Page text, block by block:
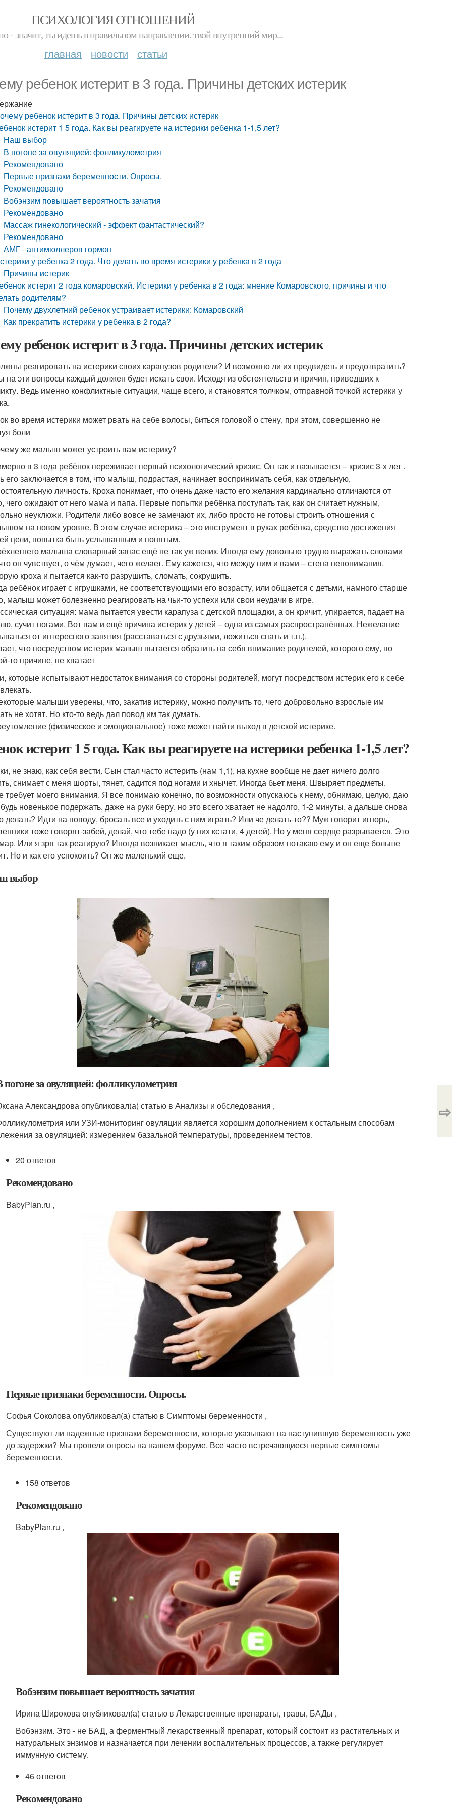
ПСИХОЛОГИЯ ОТНОШЕНИЙ
- значит, ты идешь в правильном направлении. твой внутренний мир...
главная новости статьи
ребенок истерит в 3 года. Причины детских истерик
ребенок истерит в 3 года. Причины детских истерик
истерит 1 5 года. Как вы реагируете на истерики ребенка 1-1,5 лет?
Наш выбор
В погоне за овуляцией: фолликулометрия
Рекомендовано
Первые признаки беременности. Опросы.
Рекомендовано
Вобэнзим повышает вероятность зачатия
Рекомендовано
Массаж гинекологический - эффект фантастический?
Рекомендовано
АМГ - антимюллеров гормон
у ребенка 2 года. Что делать во время истерики у ребенка в 2 года
Причины истерик
истерит 2 года комаровский. Истерики у ребенка в 2 года: мнение Комаровского, причины и что
родителям?
Почему двухлетний ребенок устраивает истерики: Комаровский
Как прекратить истерики у ребенка в 2 года?
ребенок истерит в 3 года. Причины детских истерик
реагировать на истерики своих карапузов родители? И возможно ли их предвидеть и предотвратить?
на эти вопросы каждый должен будет искать свои. Исходя из обстоятельств и причин, приведших к
Ведь именно конфликтные ситуации, чаще всего, и становятся толчком, отправной точкой истерики у
во время истерики может рвать на себе волосы, биться головой о стену, при этом, совершенно не
боли
же малыш может устроить вам истерику?
в 3 года ребёнок переживает первый психологический кризис. Он так и называется – кризис 3-х лет .
его заключается в том, что малыш, подрастая, начинает воспринимать себя, как отдельную,
личность. Кроха понимает, что очень даже часто его желания кардинально отличаются от
чего ожидают от него мама и папа. Первые попытки ребёнка поступать так, как он считает нужным,
неуклюжи. Родители либо вовсе не замечают их, либо просто не готовы строить отношения с
на новом уровне. В этом случае истерика – это инструмент в руках ребёнка, средство достижения
цели, попытка быть услышанным и понятым.
малыша словарный запас ещё не так уж велик. Иногда ему довольно трудно выражать словами
он чувствует, о чём думает, чего желает. Ему кажется, что между ним и вами – стена непонимания.
кроха и пытается как-то разрушить, сломать, сокрушить.
ребёнок играет с игрушками, не соответствующими его возрасту, или общается с детьми, намного старше
малыш может болезненно реагировать на чьи-то успехи или свои неудачи в игре.
ситуация: мама пытается увести карапуза с детской площадки, а он кричит, упирается, падает на
сучит ногами. Вот вам и ещё причина истерик у детей – одна из самых распространённых. Нежелание
от интересного занятия (расставаться с друзьями, ложиться спать и т.п.).
что посредством истерик малыш пытается обратить на себя внимание родителей, которого ему, по
то причине, не хватает
которые испытывают недостаток внимания со стороны родителей, могут посредством истерик его к себе
малыши уверены, что, закатив истерику, можно получить то, чего добровольно взрослые им
не хотят. Но кто-то ведь дал повод им так думать.
(физическое и эмоциональное) тоже может найти выход в детской истерике.
истерит 1 5 года. Как вы реагируете на истерики ребенка 1-1,5 лет?
не знаю, как себя вести. Сын стал часто истерить (нам 1,1), на кухне вообще не дает ничего долго
снимает с меня шорты, тянет, садится под ногами и хнычет. Иногда бьет меня. Швыряет предметы.
требует моего внимания. Я все понимаю конечно, по возможности опускаюсь к нему, обнимаю, целую, даю
новенькое подержать, даже на руки беру, но это всего хватает не надолго, 1-2 минуты, а дальше снова
делать? Идти на поводу, бросать все и уходить с ним играть? Или че делать-то?? Муж говорит игнорь,
тоже говорят-забей, делай, что тебе надо (у них кстати, 4 детей). Но у меня сердце разрывается. Это
Или я зря так реагирую? Иногда возникает мысль, что я таким образом потакаю ему и он еще больше
Но и как его успокоить? Он же маленький еще.
выбор
погоне за овуляцией: фолликулометрия
Александрова опубликовал(а) статью в Анализы и обследования ,
или УЗИ-мониторинг овуляции является хорошим дополнением к остальным способам
за овуляцией: измерением базальной температуры, проведением тестов.
20 ответов
Рекомендовано
BabyPlan.ru ,
Первые признаки беременности. Опросы.
Софья Соколова опубликовал(а) статью в Симптомы беременности ,
Существуют ли надежные признаки беременности, которые указывают на наступившую беременность уже
до задержки? Мы провели опросы на нашем форуме. Все часто встречающиеся первые симптомы
беременности.
158 ответов
Рекомендовано
BabyPlan.ru ,
Вобэнзим повышает вероятность зачатия
Ирина Широкова опубликовал(а) статью в Лекарственные препараты, травы, БАДы ,
Вобэнзим. Это - не БАД, а ферментный лекарственный препарат, который состоит из растительных и
натуральных энзимов и назначается при лечении воспалительных процессов, а также регулирует
иммунную систему.
46 ответов
Рекомендовано
⇨